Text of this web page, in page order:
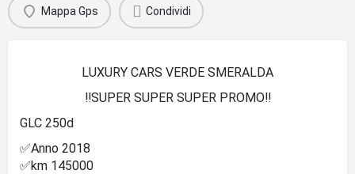
Mappa Gps Condividi
LUXURY CARS VERDE SMERALDA
‼️SUPER SUPER SUPER PROMO‼️
GLC 250d
✅Anno 2018
✅km 145000